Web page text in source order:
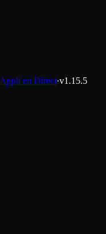
Appli en Direct·v1.15.5